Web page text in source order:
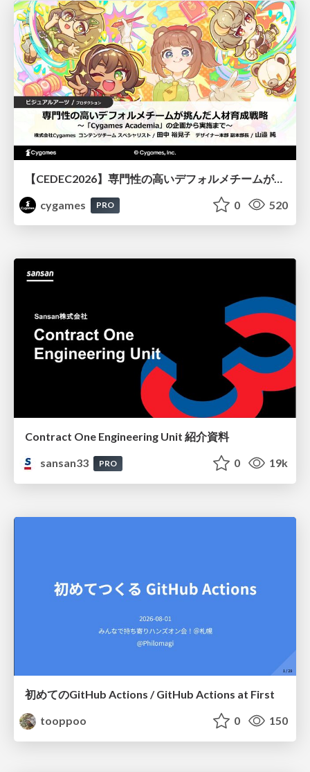
【CEDEC2026】専門性の高いデフォルメチームが挑んだ人材育成戦略 〜Cygames Academiaの企画から実施まで〜
cygames
PRO 0 520
Contract One Engineering Unit 紹介資料
sansan33
PRO 0 19k
初めてのGitHub Actions / GitHub Actions at First
tooppoo
0 150